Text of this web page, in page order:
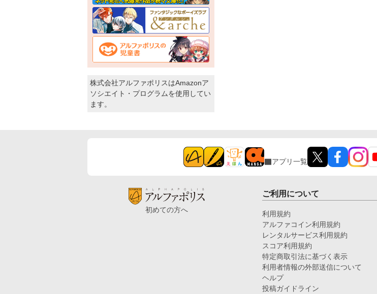
株式会社アルファポリスはAmazonア
ソシエイト・プログラムを使用してい
ます。
アプリ一覧
初めての方へ
ご利用について
利用規約
アルファコイン利用規約
レンタルサービス利用規約
スコア利用規約
特定商取引法に基づく表示
利用者情報の外部送信について
ヘルプ
投稿ガイドライン